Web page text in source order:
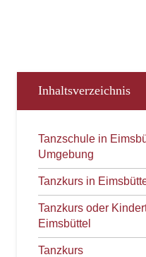
Inhaltsverzeichnis
Tanzschule in
Umgebung
Tanzkurs in
Tanzkurs oder
Eimsbüttel
Tanzkurs